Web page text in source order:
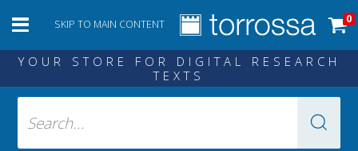
SKIP TO MAIN CONTENT 0
YOUR STORE FOR DIGITAL RESEARCH
TEXTS